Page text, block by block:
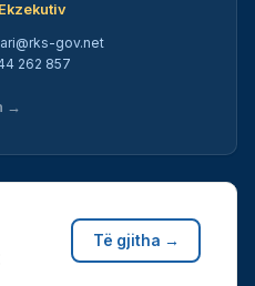
gov.net
262 857
→
Të gjitha →